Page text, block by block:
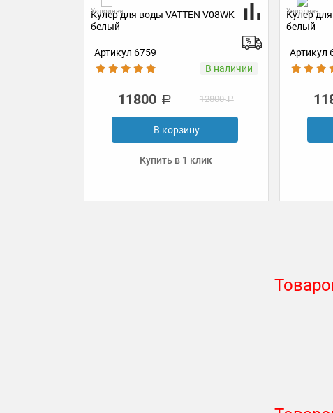
Холодная
Кулер для воды VATTEN V08WK
белый
Артикул 6759
В наличии
11800 12800
В корзину
Купить в 1 клик
Холодная
Кулер
белый
Артикул